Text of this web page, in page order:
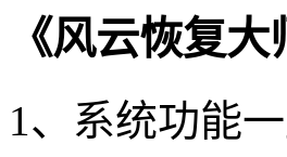
《风云恢复
1、系统功能